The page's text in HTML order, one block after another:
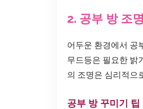
2. 공부 방 조
어두운 환경에서 공
무드등은 필요한 밝
의 조명은 심리적으
공부 방 꾸미기 팁